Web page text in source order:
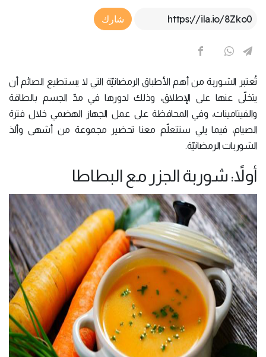
Article Link
شارك
تُعتبر الشوربة من أهم الأطباق الرمضانيّة التي لا يستطيع الصائم أن
يتخلّى عنها على الإطلاق، وذلك لدورها في مدّ الجسم بالطاقة
والفيتامينات، وفي المحافظة على عمل الجهاز الهضمي خلال فترة
الصيام، فيما يلي ستتعلّم معنا تحضير مجموعة من أشهى وألذ
الشوربات الرمضانيّة.
أولاً: شوربة الجزر مع البطاطا